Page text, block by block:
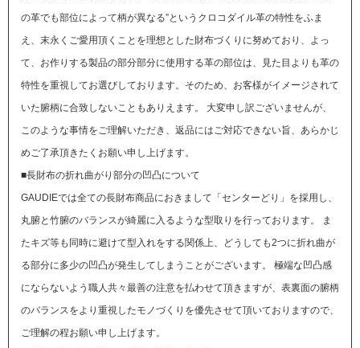
の革でも部位によって柄が異なる”というクロコダイル革の特性をふま
え、末永くご愛用頂くことを理想とした財布づくりに努めており、よっ
て、お作りする製品の部分部分に使用する革の部位は、見た目よりも革の
特性を重視してお選びしております。そのため、お客様がイメージされて
いた腑柄に合致しないこともありえます。
大変申し訳ございませんが、
このような事情をご理解いただき、返品にはご対応できない旨、あらかじ
めご了承頂きたくお願い申し上げます。
■長財布の折れ曲がり部分の凹凸について
GAUDIEでは全ての長財布商品におきまして「センターどり」を採用し、
丸腑と竹腑のバランスが綺麗に入るような型取りを行っております。 ま
たキズ等も同時に避けて型入れをする関係上、どうしても2つに折れ曲が
る部分に多少の凹凸が発生してしまうことがございます。 極端な凹凸感
にならないよう職人共々最善の注意を払わせて頂きますが、表裏面の腑柄
のバランスをより重視したモノづくりを優先させて頂いておりますので、
ご理解の程お願い申し上げます。